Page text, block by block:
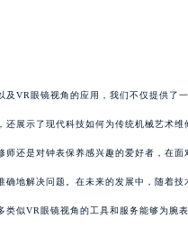
及VR眼镜视角的应用，我们不仅提供了
还展示了现代科技如何为传统机械艺术维
师还是对钟表保养感兴趣的爱好者，在
确地解决问题。在未来的发展中，随着
类似VR眼镜视角的工具和服务能够为腕